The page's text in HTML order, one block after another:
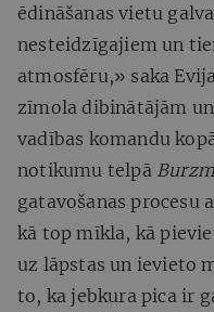
ēdināšanas vietu
nesteidzīgajiem un
atmosfēru,» saka
zīmola dibinātājām
vadības komandu
notikumu telpā
gatavošanas procesu
kā top mīkla, kā
uz lāpstas un ievieto
to, ka jebkura pica ir